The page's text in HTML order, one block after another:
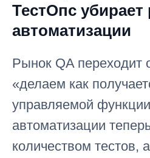
ТестОпс убирает
автоматизации
Рынок QA переходит
«делаем как
управляемой
автоматизации
количеством тестов,